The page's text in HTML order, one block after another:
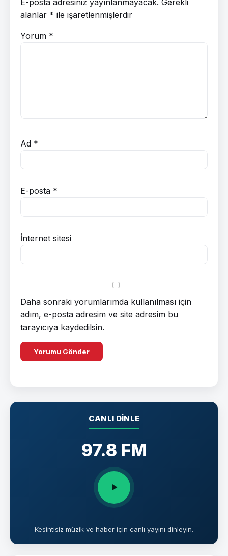
alanlar * ile işaretlenmişlerdir
Yorum *
Ad *
E-posta *
İnternet sitesi
Daha sonraki yorumlarımda kullanılması için
adım, e-posta adresim ve site adresim bu
tarayıcıya kaydedilsin.
CANLI DINLE
97.8 FM
Kesintisiz müzik ve haber için canlı yayını dinleyin.